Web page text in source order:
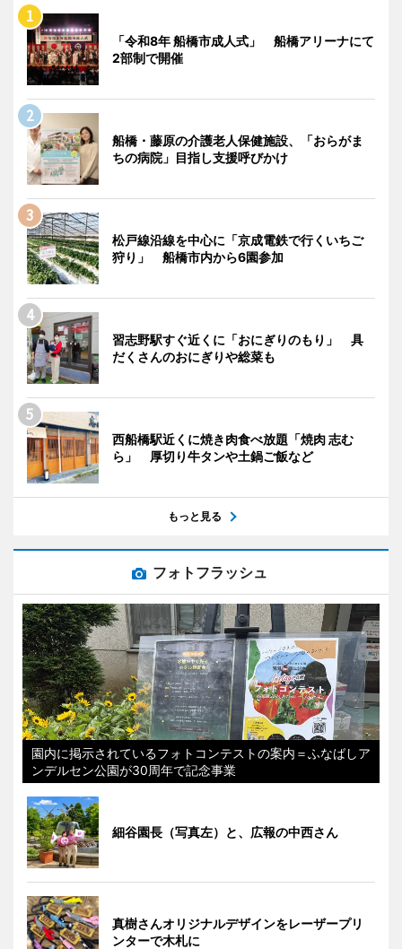
「令和8年 船橋市成人式」 船橋アリーナにて
2部制で開催
船橋・藤原の介護老人保健施設、「おらがま
ちの病院」目指し支援呼びかけ
松戸線沿線を中心に「京成電鉄で行くいちご
狩り」 船橋市内から6園参加
習志野駅すぐ近くに「おにぎりのもり」 具
だくさんのおにぎりや総菜も
西船橋駅近くに焼き肉食べ放題「焼肉 志む
ら」 厚切り牛タンや土鍋ご飯など
もっと見る
フォトフラッシュ
園内に掲示されているフォトコンテストの案内＝ふなばしア
ンデルセン公園が30周年で記念事業
細谷園長（写真左）と、広報の中西さん
真樹さんオリジナルデザインをレーザープリ
ンターで木札に